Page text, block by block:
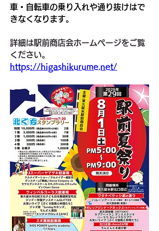
車・自転車の乗り入れや通り抜けはで
きなくなります。
詳細は駅前商店会ホームページをご覧
ください。
https://higashikurume.net/